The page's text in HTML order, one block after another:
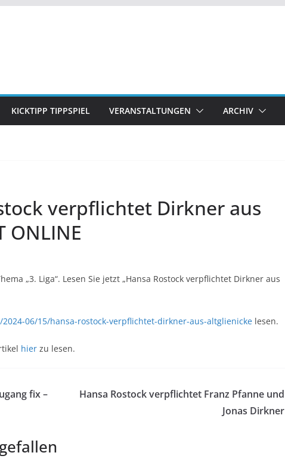
KICKTIPP TIPPSPIEL VERANSTALTUNGEN ARCHIV
verpflichtet Dirkner aus
ONLINE
„3. Liga“. Lesen Sie jetzt „Hansa Rostock verpflichtet Dirkner aus
06/15/hansa-rostock-verpflichtet-dirkner-aus-altglienickelesen.
hierzu lesen.
fix –
Hansa Rostock verpflichtet Franz Pfanne und
Jonas Dirkner